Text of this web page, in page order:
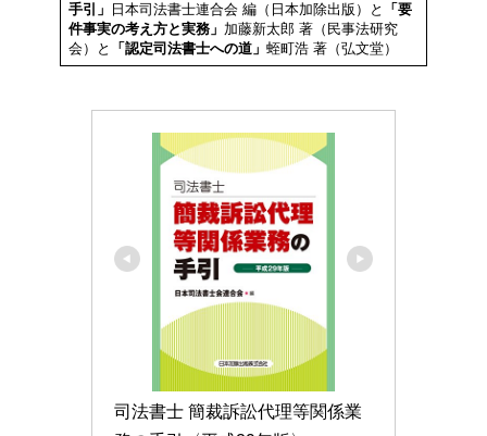
手引」
日本司法書士連合会 編（日本加除出版）と
「要
件事実の考え方と実務」 加藤新太郎 著（民事法研究
会）と
「認定司法書士への道」 蛭町浩 著（弘文堂）
司法書士 簡裁訴訟代理等関係業